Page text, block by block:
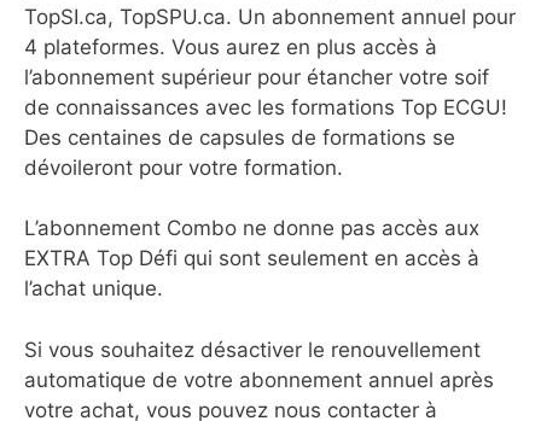
TopSI.ca, TopSPU.ca. Un abonnement annuel pour
4 plateformes. Vous aurez en plus accès à
l’abonnement supérieur pour étancher votre soif
de connaissances avec les formations Top ECGU!
Des centaines de capsules de formations se
dévoileront pour votre formation.
L’abonnement Combo ne donne pas accès aux
EXTRA Top Défi qui sont seulement en accès à
l’achat unique.
Si vous souhaitez désactiver le renouvellement
automatique de votre abonnement annuel après
votre achat, vous pouvez nous contacter à